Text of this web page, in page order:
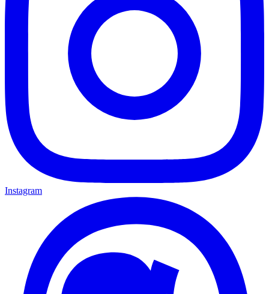
Instagram